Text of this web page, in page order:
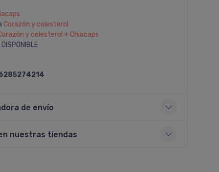
Corazón y colesterol
y colesterol + Chiacaps
DISPONIBLE
de envío
nuestras tiendas